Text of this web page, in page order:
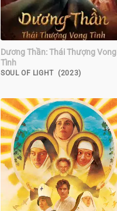
Dương Thần: Thái Thượng Vong
Tình
SOUL OF LIGHT (2023)